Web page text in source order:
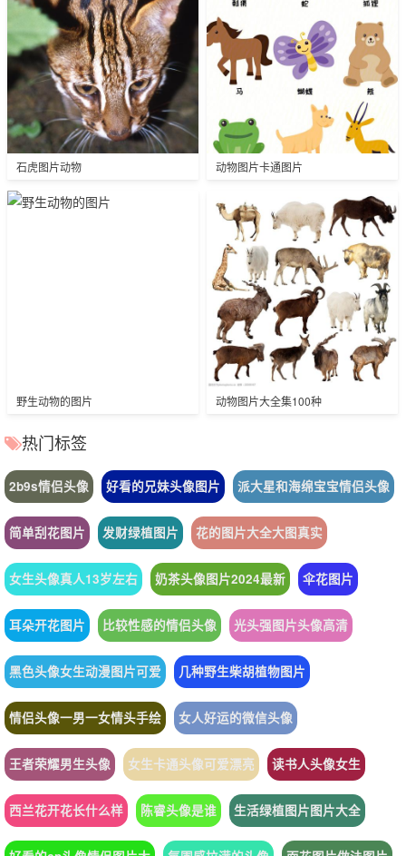
石虎图片动物 动物图片卡通图片
野生动物的图片 动物图片大全集100种
热门标签
2b9s情侣头像 好看的兄妹头像图片 派大星和海绵宝宝情侣头像
简单刮花图片 发财绿植图片 花的图片大全大图真实
女生头像真人13岁左右 奶茶头像图片2024最新 伞花图片
耳朵开花图片 比较性感的情侣头像 光头强图片头像高清
黑色头像女生动漫图片可爱 几种野生柴胡植物图片
情侣头像一男一女情头手绘 女人好运的微信头像
王者荣耀男生头像 女生卡通头像可爱漂亮 读书人头像女生
西兰花开花长什么样 陈睿头像是谁 生活绿植图片图片大全